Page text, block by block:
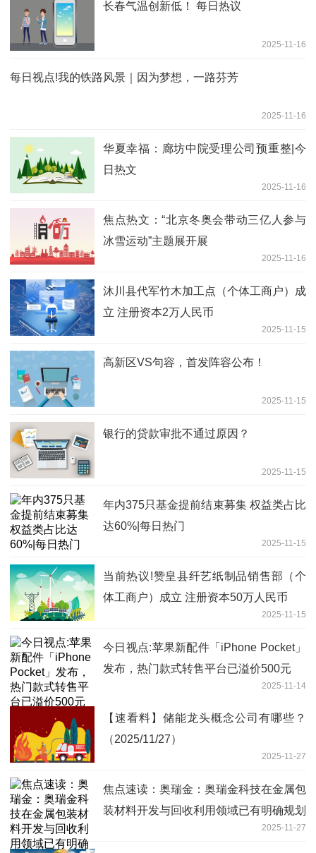
长春气温创新低！ 每日热议
2025-11-16
每日视点!我的铁路风景｜因为梦想，一路芬芳
2025-11-16
华夏幸福：廊坊中院受理公司预重整|今
日热文
2025-11-16
焦点热文：“北京冬奥会带动三亿人参与
冰雪运动”主题展开展
2025-11-16
沐川县代军竹木加工点（个体工商户）成
立 注册资本2万人民币
2025-11-15
高新区VS句容，首发阵容公布！
2025-11-15
银行的贷款审批不通过原因？
2025-11-15
年内375只基金提前结束募集 权益类占比
达60%|每日热门
2025-11-15
当前热议!赞皇县纤艺纸制品销售部（个
体工商户）成立 注册资本50万人民币
2025-11-15
今日视点:苹果新配件「iPhone Pocket」
发布，热门款式转售平台已溢价500元
2025-11-14
【速看料】储能龙头概念公司有哪些？
（2025/11/27）
2025-11-27
焦点速读：奥瑞金：奥瑞金科技在金属包
装材料开发与回收利用领域已有明确规划
2025-11-27